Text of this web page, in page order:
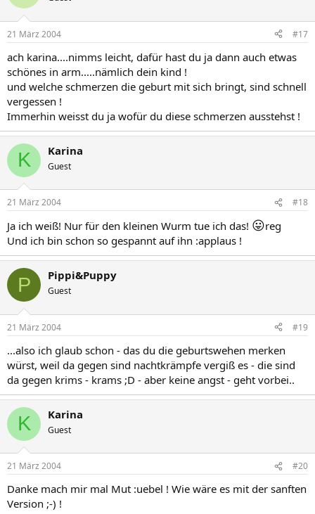
21 März 2004 #17
ach karina....nimms leicht, dafür hast du ja dann auch etwas
schönes in arm.....nämlich dein kind !
und welche schmerzen die geburt mit sich bringt, sind schnell
vergessen !
Immerhin weisst du ja wofür du diese schmerzen ausstehst !
K Karina
Guest
21 März 2004 #18
Ja ich weiß! Nur für den kleinen Wurm tue ich das! 😛reg
Und ich bin schon so gespannt auf ihn :applaus !
P Pippi&Puppy
Guest
21 März 2004 #19
...also ich glaub schon - das du die geburtswehen merken
würst, weil da gegen sind nachtkrämpfe vergiß es - die sind
da gegen krims - krams ;D - aber keine angst - geht vorbei..
K Karina
Guest
21 März 2004 #20
Danke mach mir mal Mut :uebel ! Wie wäre es mit der sanften
Version ;-) !